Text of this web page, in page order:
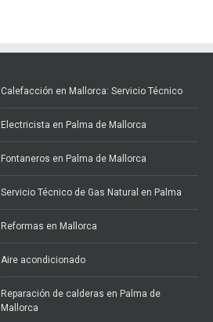
Calefacción en Mallorca: Servicio Técnico
Electricista en Palma de Mallorca
Fontaneros en Palma de Mallorca
Servicio Técnico de Gas Natural en Palma
Reformas en Mallorca
Aire acondicionado
Reparación de calderas en Palma de
Mallorca